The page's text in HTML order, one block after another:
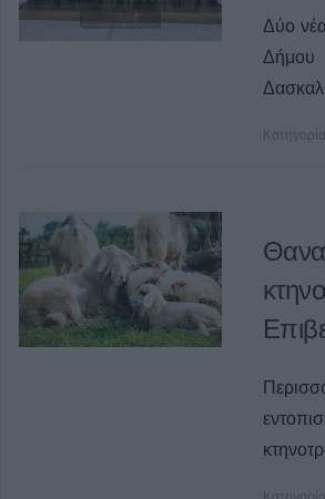
Δύο
Κατηγορία